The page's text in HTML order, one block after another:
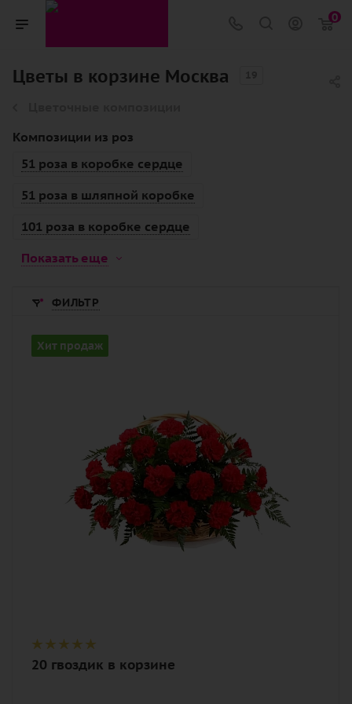
0
Цветы в корзине Москва
Композиции из роз
51 роза в коробке сердце
51 роза в шляпной коробке
101 роза в коробке сердце
Показать еще
ФИЛЬТР
Хит продаж
Количество
20
гвоздика (диантус), папоротник, оазис,
корзина
20 гвоздик в корзине